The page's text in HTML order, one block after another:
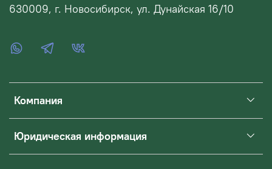
Компания
Юридическая информация
630009, г. Новосибирск, ул. Дунайская 16/10